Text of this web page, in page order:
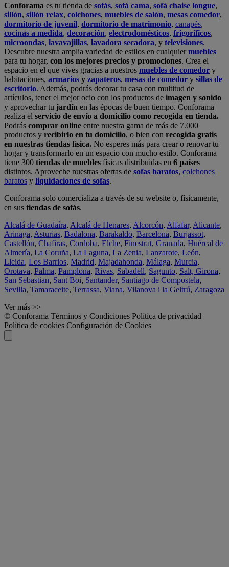
Conforama es tu tienda de sofás, sofá cama, sofá chaise longue,
sillón, sillón relax, colchones, muebles de salón, mesas comedor,
dormitorio de juvenil, dormitorio de matrimonio, canapés,
cocinas a medida, decoración, electrodomésticos, frigoríficos,
microondas, lavavajillas, lavadora secadora, y televisiones.
Descubre nuestra amplia variedad de estilos en cualquiermuebles
para tu hogar, con los mejores precios y promociones. Crea el
espacio en el que vives gracias a nuestros muebles de comedor y
habitaciones, armarios y zapateros, mesas de comedor y sillas de
escritorio. Además, podrás decorar tu casa con multitud de
artículos, tener el mejor ocio con los productos de imagen y sonido
y aprovechar tu jardín en las épocas de buen tiempo. Conforama
realiza el servicio de envío a domicilio como recogida en tienda.
Podrás comprar online entre nuestra gama de más de 7.000
productos y recibirlo en tu domicilio, o bien con recogida gratis
en nuestras tiendas física. No esperes más para crear o renovar tu
hogar y transformarlo en un espacio con mucho estilo. Conforama
tiene 300 tiendas de muebles físicas distribuidas en 6 países
distintos. Aproveche nuestras ofertas de sofas baratos, colchones
baratos y liquidaciones de sofas.
Conforama solo comercializa a través de su website o, físicamente,
en sus tiendas de sofás.
Alcalá de Guadaíra, Alcalá de Henares, Alcorcón, Alfafar, Alicante,
Arinaga, Asturias, Badalona, Barakaldo, Barcelona, Burjassot,
Castellón, Chafiras, Cordoba, Elche, Finestrat, Granada, Huércal de
Almería, La Coruña, La Laguna, La Zenia, Lanzarote, León,
Lleida, Los Barrios, Madrid, Majadahonda, Málaga, Murcia,
Orotava, Palma, Pamplona, Rivas, Sabadell, Sagunto, Salt, Girona,
San Sebastian, Sant Boi, Santander, Santiago de Compostela,
Sevilla, Tamaraceite, Terrassa, Viana, Vilanova i la Geltrú, Zaragoza
Ver más >>
© Conforama Términos y Condiciones Política de privacidad
Política de cookies Configuración de Cookies